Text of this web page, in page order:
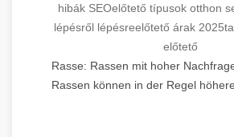
hibák SEOelőtető típusok otthon
lépésről lépésreelőtető árak 2025
előtető
Rasse: Rassen mit hoher
Rassen können in der Regel